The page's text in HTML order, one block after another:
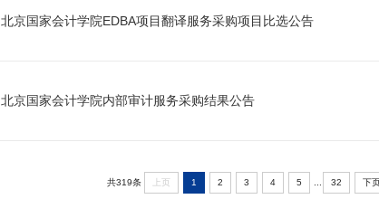
北京国家会计学院EDBA项目翻译服务采购项目比选公告
北京国家会计学院内部审计服务采购结果公告
共319条 上页 1 2 3 4 5 32 下页